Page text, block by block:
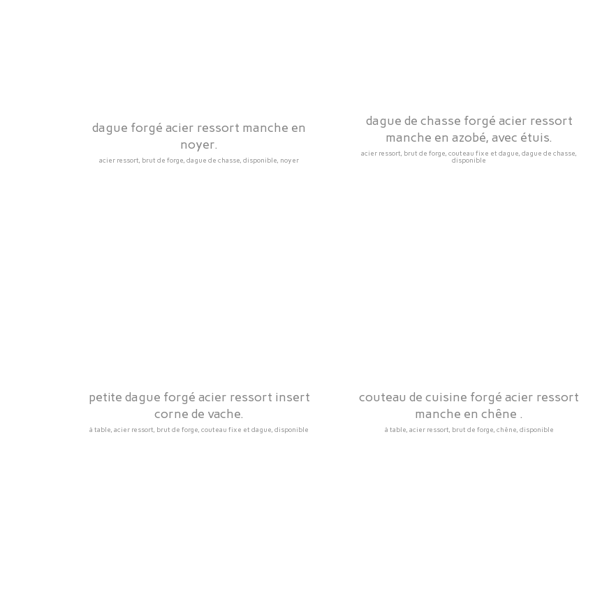
dague forgé acier ressort manche en
noyer.
acier ressort, brut de forge, dague de chasse, disponible, noyer
dague de chasse forgé acier ressort
manche en azobé, avec étuis.
acier ressort, brut de forge, couteau fixe et dague, dague de chasse,
disponible
petite dague forgé acier ressort insert
corne de vache.
à table, acier ressort, brut de forge, couteau fixe et dague, disponible
couteau de cuisine forgé acier ressort
manche en chêne .
à table, acier ressort, brut de forge, chêne, disponible